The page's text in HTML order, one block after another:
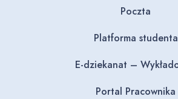
Poczta
Platforma studenta
E-dziekanat –
Portal Pracownika